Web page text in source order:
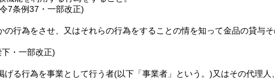
7条例37・一部改正)
の行為をさせ、又はそれらの行為をすることの情を知って金品の貸与
・一部改正)
げる行為を事業として行う者(以下「事業者」という。)又はその代理人